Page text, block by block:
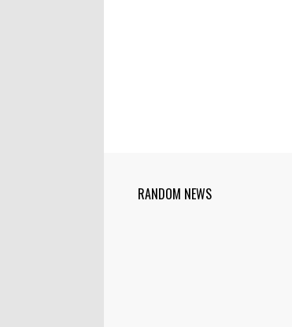
RANDOM NEWS